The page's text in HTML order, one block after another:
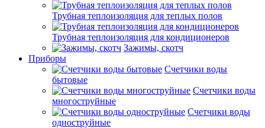
Трубная теплоизоляция для теплых полов
Трубная теплоизоляция для кондиционеров
Зажимы, скотч
Приборы
Счетчики воды
бытовые
Счетчики воды
многоструйные
Счетчики воды
одноструйные